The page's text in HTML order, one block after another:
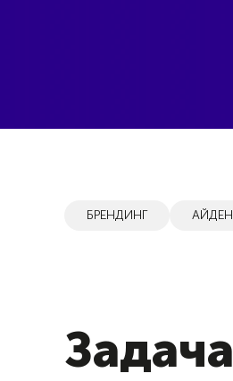
БРЕНДИНГ
Задача